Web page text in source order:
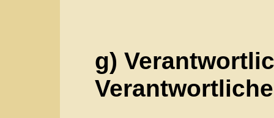
i) Empfänger